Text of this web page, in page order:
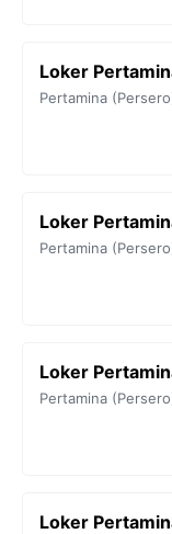
Loker
Pertamina
Loker
Pertamina
Loker
Pertamina
Loker